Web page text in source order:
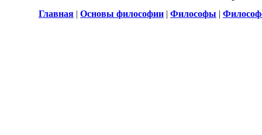
Главная | Основы философии | Философы |